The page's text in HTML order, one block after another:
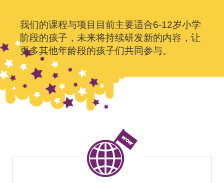
我们的课程与项目目前主要适合6-12岁小学
阶段的孩子，未来将持续研发新的内容，让
更多其他年龄段的孩子们共同参与。